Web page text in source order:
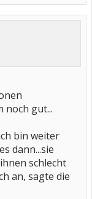
noch gut...
bin weiter
dann...sie
schlecht
an, sagte die